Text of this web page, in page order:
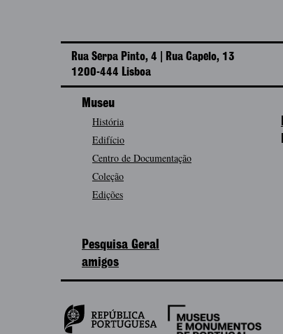
Rua Serpa Pinto, 4 | Rua Capelo, 13
1200-444 Lisboa
Museu
História
Edifício
Centro de Documentação
Coleção
Edições
Pesquisa Geral
amigos